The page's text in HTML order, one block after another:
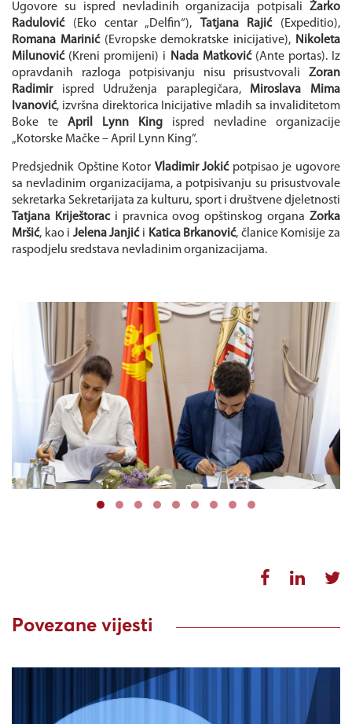
Ugovore su ispred nevladinih organizacija potpisali Žarko
Radulović(Eko centar „Delfin“), Tatjana Rajić(Expeditio),
Romana Marinić(Evropske demokratske inicijative), Nikoleta
Milunović(Kreni promijeni) i Nada Matković(Ante portas). Iz
opravdanih razloga potpisivanju nisu prisustvovali Zoran
Radimirispred Udruženja paraplegičara, Miroslava Mima
Ivanović, izvršna direktorica Inicijative mladih sa invaliditetom
Boke te April Lynn King ispred nevladine organizacije
„Kotorske Mačke – April Lynn King”.
Predsjednik Opštine Kotor Vladimir Jokićpotpisao je ugovore
sa nevladinim organizacijama, a potpisivanju su prisustvovale
sekretarka Sekretarijata za kulturu, sport i društvene djeletnosti
Tatjana Kriještoraci pravnica ovog opštinskog organaZorka
Mršić, kao i Jelena Janjići Katica Brkanović, članice Komisije za
raspodjelu sredstava nevladinim organizacijama.
Povezane vijesti